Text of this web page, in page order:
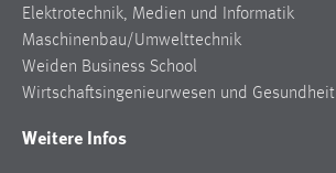
Elektrotechnik, Medien und Informatik
Maschinenbau/Umwelttechnik
Weiden Business School
Wirtschaftsingenieurwesen und Gesundheit
Weitere Infos